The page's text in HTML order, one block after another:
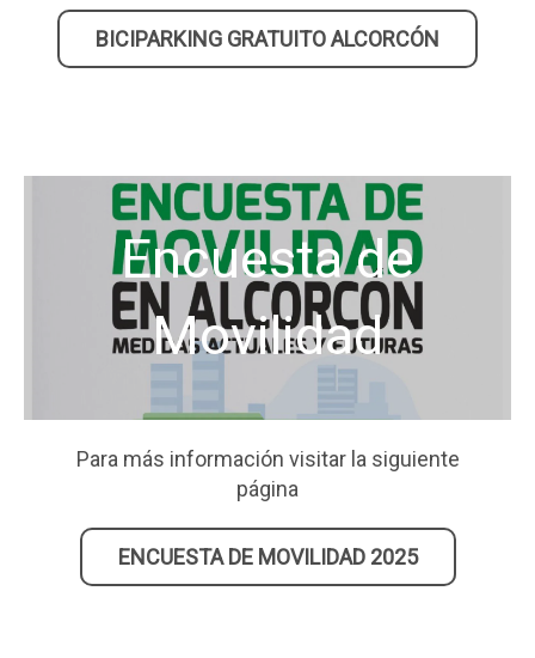
BICIPARKING GRATUITO ALCORCÓN
Encuesta de
Movilidad
Para más información visitar la siguiente
página
ENCUESTA DE MOVILIDAD 2025